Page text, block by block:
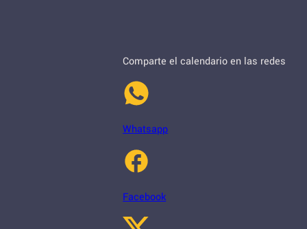
Comparte el calendario en las redes
Whatsapp
Facebook